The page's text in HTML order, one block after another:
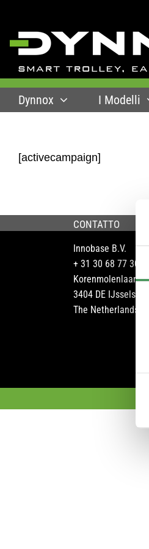
content
Dynnox I Modelli
[activecampaign]
CONTATTO
Innobase B.V.
+ 31 30 68 77 301
Korenmolenlaan 6
3404 DE IJsselstein
The Netherlands